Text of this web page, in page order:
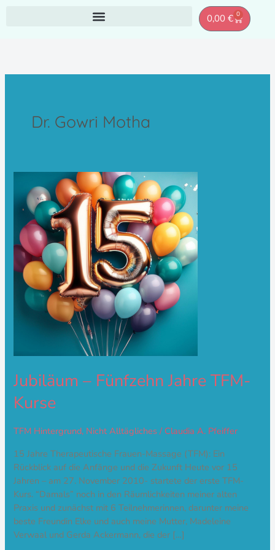
0,00 € 0
Dr. Gowri Motha
Jubiläum – Fünfzehn Jahre TFM-
Kurse
TFM Hintergrund, Nicht Alltägliches/ Claudia A. Pfeiffer
15 Jahre Therapeutische Frauen-Massage (TFM): Ein
Rückblick auf die Anfänge und die Zukunft Heute vor 15
Jahren – am 27. November 2010- startete der erste TFM-
Kurs. “Damals” noch in den Räumlichkeiten meiner alten
Praxis und zunächst mit 6 Teilnehmerinnen, darunter meine
beste Freundin Elke und auch meine Mutter, Madeleine
Verwaal und Gerda Ackermann, die der […]
Fünfzehn
Jahre
TFM-
Kurse